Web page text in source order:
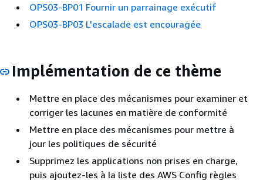
OPS03-BP01 Fournir un parrainage exécutif
OPS03-BP03 L'escalade est encouragée
Implémentation de ce thème
Mettre en place des mécanismes pour examiner et
corriger les lacunes en matière de conformité
Mettre en place des mécanismes pour mettre à
jour les politiques de sécurité
Supprimez les applications non prises en charge,
puis ajoutez-les à la liste des AWS Config règles